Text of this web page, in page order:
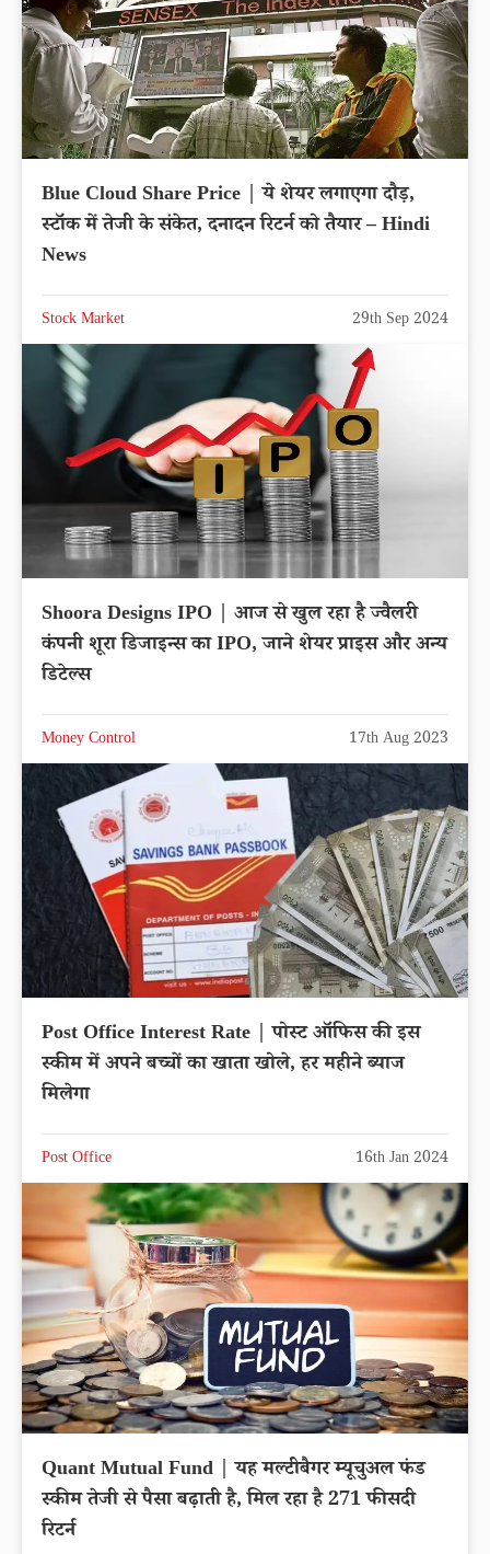
Blue Cloud Share Price | ये शेयर लगाएगा दौड़,
स्टॉक में तेजी के संकेत, दनादन रिटर्न को तैयार – Hindi
News
Stock Market 29th Sep 2024
Shoora Designs IPO | आज से खुल रहा है ज्वैलरी
कंपनी शूरा डिजाइन्स का IPO, जाने शेयर प्राइस और अन्य
डिटेल्स
Money Control 17th Aug 2023
Post Office Interest Rate | पोस्ट ऑफिस की इस
स्कीम में अपने बच्चों का खाता खोले, हर महीने ब्याज
मिलेगा
Post Office 16th Jan 2024
Quant Mutual Fund | यह मल्टीबैगर म्यूचुअल फंड
स्कीम तेजी से पैसा बढ़ाती है, मिल रहा है 271 फीसदी
रिटर्न